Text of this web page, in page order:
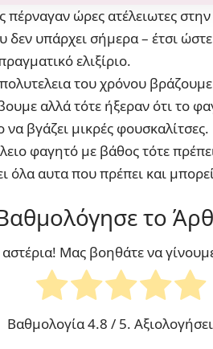
πέρναγαν ώρες ατέλειωτες
υπάρχει σήμερα – έτσι
ελιξίριο.
του χρόνου
αλλά τότε ήξεραν ότι το
βγάζει μικρές φουσκαλίτσες.
φαγητό με βάθος τότε
όλα αυτα που πρέπει και
το
αστέρια! Μας βοηθάτε να
Βαθμολογία4.8 / 5.